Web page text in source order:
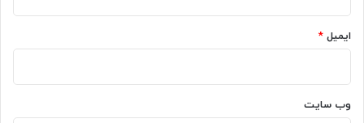
ایمیل *
وب‌ سایت